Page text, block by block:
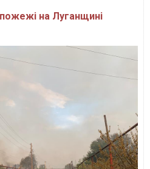
пожежі на Луганщині